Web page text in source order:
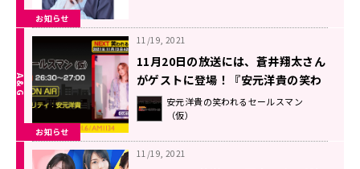
お知らせ
お知らせ
11/19, 2021
11月20日の放送には、蒼井翔太さん
がゲストに登場！『安元洋貴の笑わ
れるセールスマン（仮）』
安元洋貴の笑われるセールスマン
（仮）
11/19, 2021